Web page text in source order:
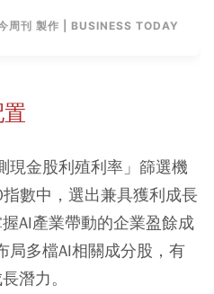
周刊 製作 | BUSINESS TODAY
金股利殖利率」篩選機
數中，選出兼具獲利成長
AI產業帶動的企業盈餘成
多檔AI相關成分股，有
潛力。